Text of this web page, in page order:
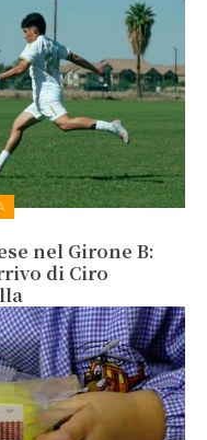
nel Girone B:
di Ciro